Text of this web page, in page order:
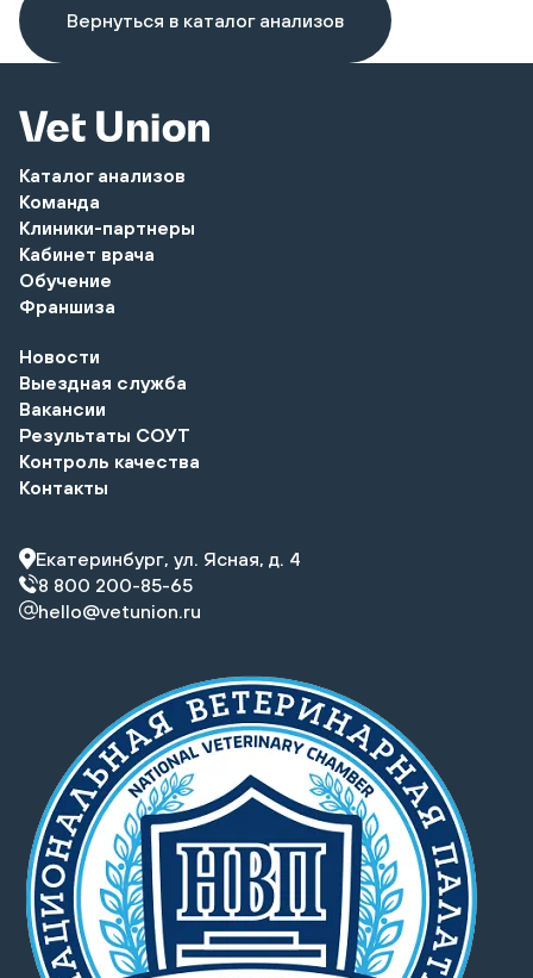
Вернуться в каталог анализов
Каталог анализов
Команда
Клиники-партнеры
Кабинет врача
Обучение
Франшиза
Новости
Выездная служба
Вакансии
Результаты СОУТ
Контроль качества
Контакты
Екатеринбург, ул. Ясная, д. 4
8 800 200-85-65
hello@vetunion.ru